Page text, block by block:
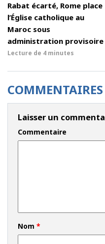
Rabat écarté, Rome place
l’Église catholique au
Maroc sous
administration provisoire
Lecture de 4 minutes
COMMENTAIRES
Laisser un
Commentaire
Nom *